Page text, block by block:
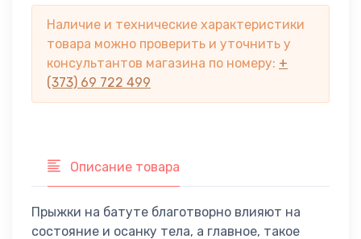
Наличие и технические характеристики
товара можно проверить и уточнить у
консультантов магазина по номеру: +
(373) 69 722 499
Описание товара
Прыжки на батуте благотворно влияют на
состояние и осанку тела, а главное, такое